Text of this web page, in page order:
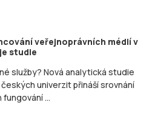
veřejnoprávních médií v
studie
služby? Nová analytická studie
univerzit přináší srovnání
...